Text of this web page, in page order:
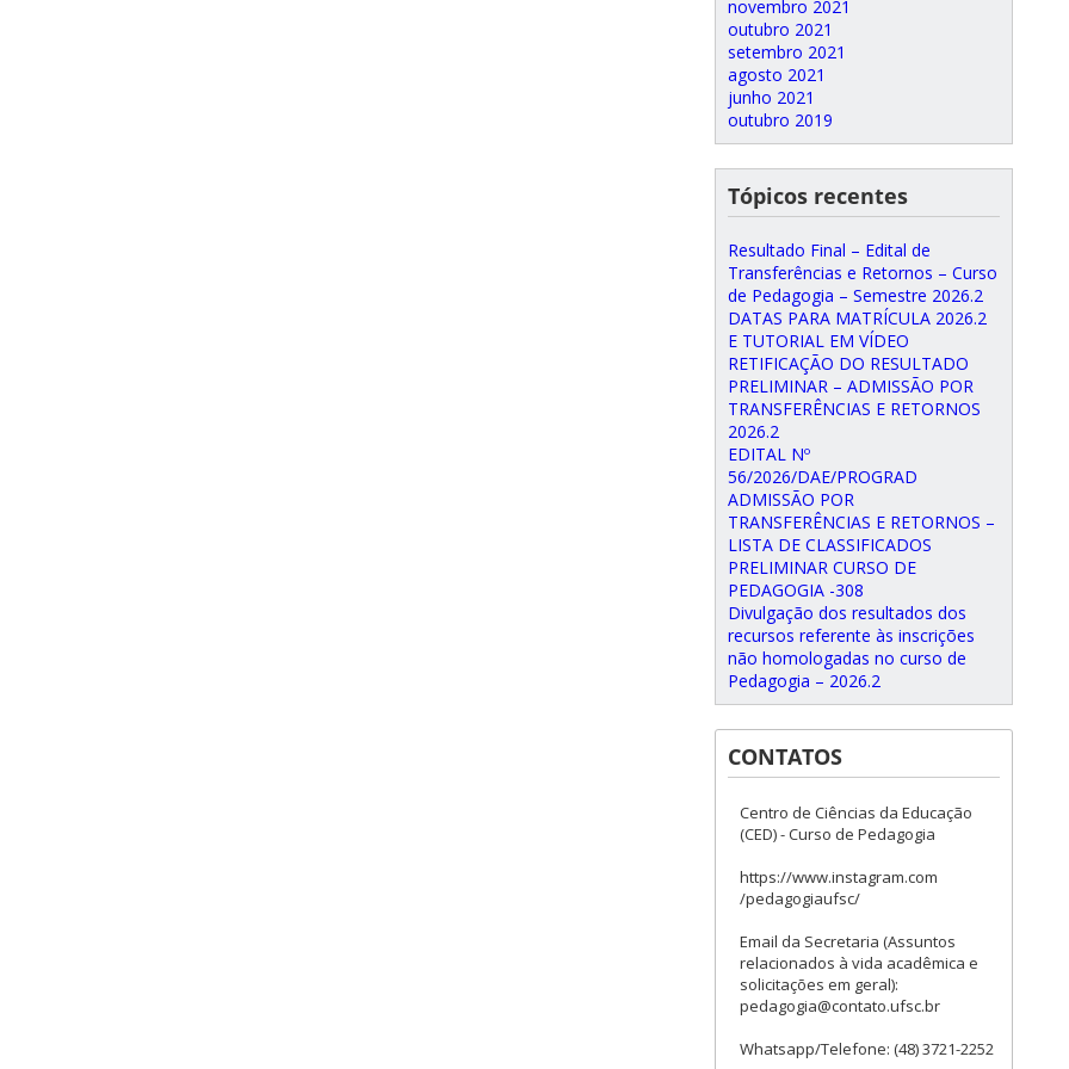
novembro 2021
outubro 2021
setembro 2021
agosto 2021
junho 2021
outubro 2019
Tópicos recentes
Resultado Final – Edital de
Transferências e Retornos – Curso
de Pedagogia – Semestre 2026.2
DATAS PARA MATRÍCULA 2026.2
E TUTORIAL EM VÍDEO
RETIFICAÇÃO DO RESULTADO
PRELIMINAR – ADMISSÃO POR
TRANSFERÊNCIAS E RETORNOS
2026.2
EDITAL Nº
56/2026/DAE/PROGRAD
ADMISSÃO POR
TRANSFERÊNCIAS E RETORNOS –
LISTA DE CLASSIFICADOS
PRELIMINAR CURSO DE
PEDAGOGIA -308
Divulgação dos resultados dos
recursos referente às inscrições
não homologadas no curso de
Pedagogia – 2026.2
CONTATOS
Centro de Ciências da Educação
(CED) - Curso de Pedagogia
https://www.instagram.com
/pedagogiaufsc/
Email da Secretaria (Assuntos
relacionados à vida acadêmica e
solicitações em geral):
pedagogia@contato.ufsc.br
Whatsapp/Telefone: (48) 3721-2252